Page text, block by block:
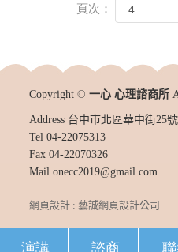
頁次：
演講 諮商
Copyright ©一心 心理諮商所
Address 台中市北區華中街25號
Tel04-22075313
Fax04-22070326
Mailonecc2019@gmail.com
網頁設計 : 藝誠網頁設計公司